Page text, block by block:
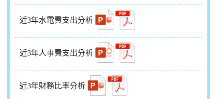
近3年水電費支出分析
近3年人事費支出分析
近3年財務比率分析